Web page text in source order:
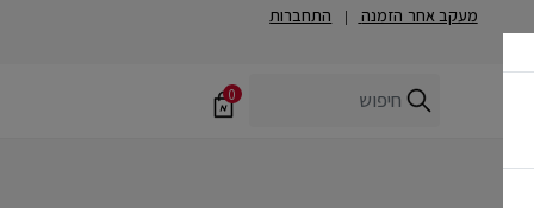
מעקב אחר הזמנה | התחברות
0